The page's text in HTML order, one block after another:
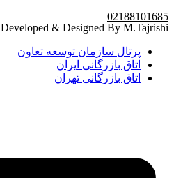
02188101685
Developed & Designed By M.Tajrishi
پرتال سازمان توسعه تعاون
اتاق بازرگانی ایران
اتاق بازرگانی تهران